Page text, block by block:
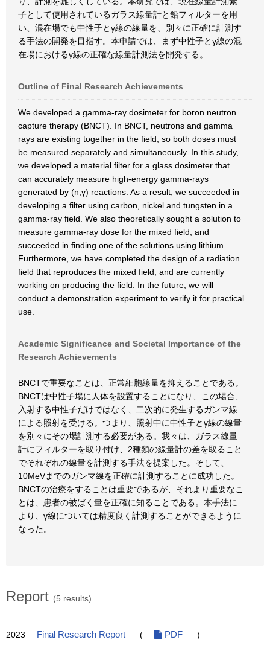
子として使用されているガラス線量計と鉛フィルターを用
い、混在場でも中性子とγ線の線量を、別々に正確に計測す
る手法の開発を目指す。本申請では、まず中性子とγ線の混
在場におけるγ線の正確な線量計測法を開発する。
Outline of Final Research Achievements
We developed a gamma-ray dosimeter for boron neutron
capture therapy (BNCT). In BNCT, neutrons and gamma
rays are existing together in the field, so both doses must
be measured separately and simultaneously. In this study,
we developed a material filter for a glass dosimeter that
can accurately measure high-energy gamma-rays
generated by (n,γ) reactions. As a result, we succeeded in
developing a filter using carbon, nickel and tungsten in a
gamma-ray field. We also theoretically sought a solution to
measure gamma-ray dose for the mixed field, and
succeeded in finding one of the solutions using lithium.
Furthermore, we have completed the design of a radiation
field that reproduces the mixed field, and are currently
working on producing the field. In the future, we will
conduct a demonstration experiment to verify it for practical
use.
Academic Significance and Societal Importance of the
Research Achievements
BNCTで重要なことは、正常細胞線量を抑えることである。
BNCTは中性子場に人体を設置することになり、この場合、
入射する中性子だけではなく、二次的に発生するガンマ線
による照射を受ける。つまり、照射中に中性子とγ線の線量
を別々にその場計測する必要がある。我々は、ガラス線量
計にフィルターを取り付け、2種類の線量計の差を取ること
でそれぞれの線量を計測する手法を提案した。そして、
10MeVまでのガンマ線を正確に計測することに成功した。
BNCTの治療をすることは重要であるが、それより重要なこ
とは、患者の被ばく量を正確に知ることである。本手法に
より、γ線については精度良く計測することができるように
なった。
Report (5 results)
2023 Final Research Report ( PDF )